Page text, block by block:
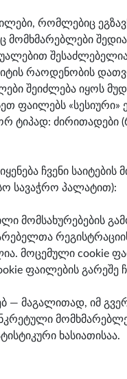
რომლებიც
რაოდენობის
შეიძლება იყოს
ფაილებს
ტიპად:
ჩვენი საიტების
სავაჭრო პალატით):
მომსახურებების
მოცემული cookie
ფაილების გარეშე
— მაგალითად, იმ
ხასიათისაა.